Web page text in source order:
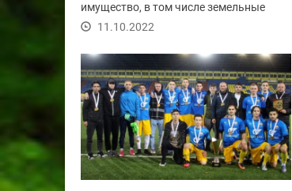
имущество, в том числе земельные
участки,...
11.10.2022